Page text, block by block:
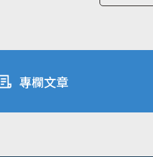
專欄文章